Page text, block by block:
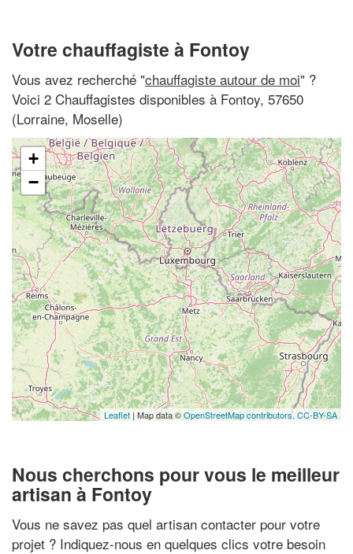
Votre chauffagiste à Fontoy
Vous avez recherché "chauffagiste autour de moi" ?
Voici 2 Chauffagistes disponibles à Fontoy, 57650
(Lorraine, Moselle)
+
−
Leaflet | Map data ©OpenStreetMap contributors, CC-BY-SA
Nous cherchons pour vous le meilleur
artisan à Fontoy
Vous ne savez pas quel artisan contacter pour votre
projet ? Indiquez-nous en quelques clics votre besoin